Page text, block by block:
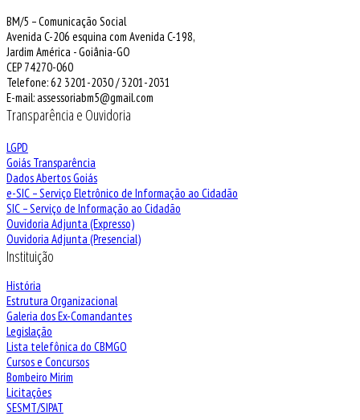
BM/5 – Comunicação Social
Avenida C-206 esquina com Avenida C-198,
Jardim América - Goiânia-GO
CEP 74270-060
Telefone: 62 3201-2030 / 3201-2031
E-mail: assessoriabm5@gmail.com
Transparência e Ouvidoria
LGPD
Goiás Transparência
Dados Abertos Goiás
e-SIC – Serviço Eletrônico de Informação ao Cidadão
SIC – Serviço de Informação ao Cidadão
Ouvidoria Adjunta (Expresso)
Ouvidoria Adjunta (Presencial)
Instituição
História
Estrutura Organizacional
Galeria dos Ex-Comandantes
Legislação
Lista telefônica do CBMGO
Cursos e Concursos
Bombeiro Mirim
Licitações
SESMT/SIPAT